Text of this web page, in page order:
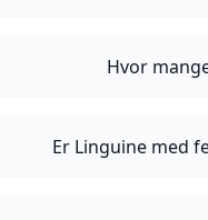
Hvor
Er Linguine med